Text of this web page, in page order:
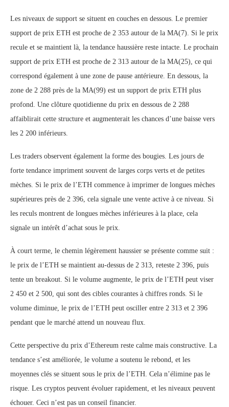
Les niveaux de support se situent en couches en dessous. Le premier
support de prix ETH est proche de 2 353 autour de la MA(7). Si le prix
recule et se maintient là, la tendance haussière reste intacte. Le prochain
support de prix ETH est proche de 2 313 autour de la MA(25), ce qui
correspond également à une zone de pause antérieure. En dessous, la
zone de 2 288 près de la MA(99) est un support de prix ETH plus
profond. Une clôture quotidienne du prix en dessous de 2 288
affaiblirait cette structure et augmenterait les chances d’une baisse vers
les 2 200 inférieurs.
Les traders observent également la forme des bougies. Les jours de
forte tendance impriment souvent de larges corps verts et de petites
mèches. Si le prix de l’ETH commence à imprimer de longues mèches
supérieures près de 2 396, cela signale une vente active à ce niveau. Si
les reculs montrent de longues mèches inférieures à la place, cela
signale un intérêt d’achat sous le prix.
À court terme, le chemin légèrement haussier se présente comme suit :
le prix de l’ETH se maintient au-dessus de 2 313, reteste 2 396, puis
tente un breakout. Si le volume augmente, le prix de l’ETH peut viser
2 450 et 2 500, qui sont des cibles courantes à chiffres ronds. Si le
volume diminue, le prix de l’ETH peut osciller entre 2 313 et 2 396
pendant que le marché attend un nouveau flux.
Cette perspective du prix d’Ethereum reste calme mais constructive. La
tendance s’est améliorée, le volume a soutenu le rebond, et les
moyennes clés se situent sous le prix de l’ETH. Cela n’élimine pas le
risque. Les cryptos peuvent évoluer rapidement, et les niveaux peuvent
échouer. Ceci n’est pas un conseil financier.